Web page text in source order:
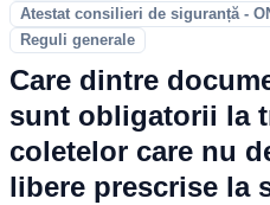
Atestat consilieri de siguranță -
Reguli generale
Care dintre
sunt obligatorii la
coletelor care nu
libere prescrise la